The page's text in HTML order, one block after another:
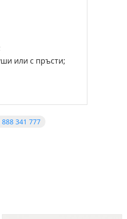
или с пръсти;
888 341 777